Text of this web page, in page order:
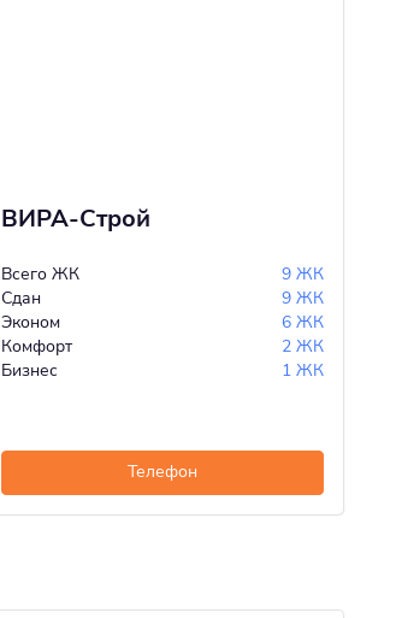
ВИРА-Строй
Всего ЖК
9 ЖК
Сдан
9 ЖК
Эконом
6 ЖК
Комфорт
2 ЖК
Бизнес
1 ЖК
Телефон